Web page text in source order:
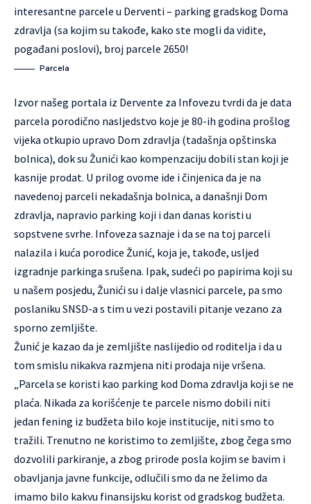
interesantne parcele u Derventi – parking gradskog Doma
zdravlja (sa kojim su takođe, kako ste mogli da vidite,
pogađani poslovi), broj parcele 2650!
Parcela
Izvor našeg portala iz Dervente za Infovezu tvrdi da je data
parcela porodično nasljedstvo koje je 80-ih godina prošlog
vijeka otkupio upravo Dom zdravlja (tadašnja opštinska
bolnica), dok su Žunići kao kompenzaciju dobili stan koji je
kasnije prodat. U prilog ovome ide i činjenica da je na
navedenoj parceli nekadašnja bolnica, a današnji Dom
zdravlja, napravio parking koji i dan danas koristi u
sopstvene svrhe. Infoveza saznaje i da se na toj parceli
nalazila i kuća porodice Žunić, koja je, takođe, usljed
izgradnje parkinga srušena. Ipak, sudeći po papirima koji su
u našem posjedu, Žunići su i dalje vlasnici parcele, pa smo
poslaniku SNSD-a s tim u vezi postavili pitanje vezano za
sporno zemljište.
Žunić je kazao da je zemljište naslijedio od roditelja i da u
tom smislu nikakva razmjena niti prodaja nije vršena.
„Parcela se koristi kao parking kod Doma zdravlja koji se ne
plaća. Nikada za korišćenje te parcele nismo dobili niti
jedan fening iz budžeta bilo koje institucije, niti smo to
tražili. Trenutno ne koristimo to zemljište, zbog čega smo
dozvolili parkiranje, a zbog prirode posla kojim se bavim i
obavljanja javne funkcije, odlučili smo da ne želimo da
imamo bilo kakvu finansijsku korist od gradskog budžeta.